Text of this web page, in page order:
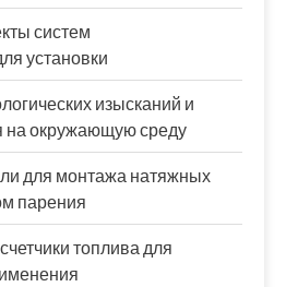
систем
установки
изысканий и
на окружающую среду
для монтажа натяжных
парения
топлива для